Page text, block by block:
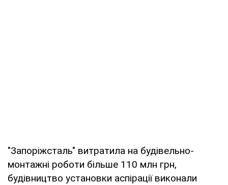
"Запоріжсталь" витратила на будівельно-
монтажні роботи більше 110 млн грн,
будівництво установки аспірації виконали